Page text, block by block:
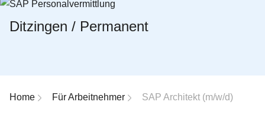
Ditzingen / Permanent
Breadcrumb-Navigation
Home Für Arbeitnehmer SAP Architekt (m/w/d)